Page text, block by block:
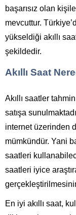
başarısız olan
mevcuttur.
yükseldiği akıllı
şekildedir.
Akıllı Saat
Akıllı saatler
satışa
internet üzerinden
mümkündür. Yani
saatleri
saatleri iyice
En iyi akıllı saat,